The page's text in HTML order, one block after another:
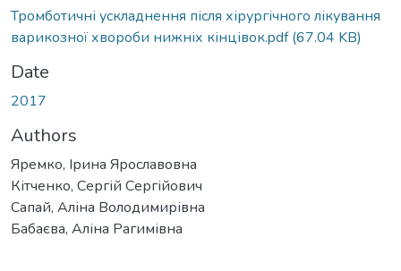
Тромботичні ускладнення після хірургічного лікування
варикозної хвороби нижніх кінцівок.pdf(67.04 KB)
Date
2017
Authors
Яремко, Ірина Ярославовна
Кітченко, Сергій Сергійович
Сапай, Аліна Володимирівна
Бабаєва, Аліна Рагимівна